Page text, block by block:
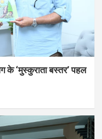
के ‘मुस्कुराता बस्तर’ पहल